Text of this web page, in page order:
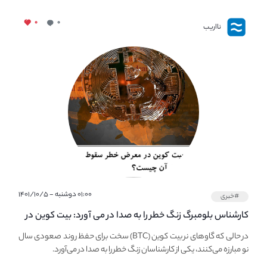
نااریب ۰ ۰
#خبری ۰۱:۰۰ دوشنبه - ۱۴۰۱/۱۰/۵
کارشناس بلومبرگ زنگ خطر را به صدا در می آورد: بیت کوین در
معرض خطر سقوط بزرگ است - دلیل آن چیست؟در حالی که گاوهای نر بیت کوین (BTC) سخت برای حفظ روند صعودی سال
نو مبارزه می‌کنند، یکی از کارشناسان زنگ خطر را به صدا در می‌آورد.